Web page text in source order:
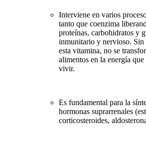
Interviene en varios
tanto que coenzima
proteínas, carbohidratos y
inmunitario y nervioso. Sin
esta vitamina, no se
alimentos en la energía que
vivir.
Es fundamental para la
hormonas suprarrenales
corticosteroides,